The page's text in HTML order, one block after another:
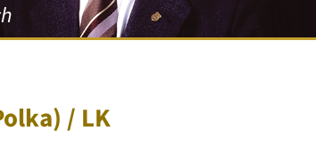
/ LK